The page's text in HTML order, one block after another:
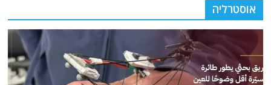
אוסטרליה